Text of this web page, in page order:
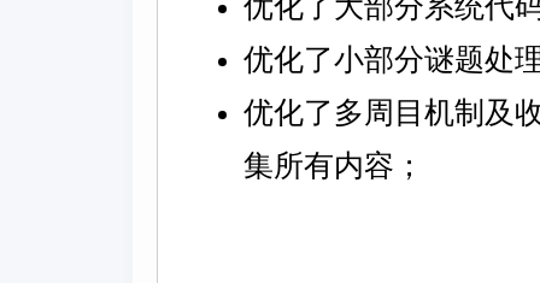
优化了大部分系统代
优化了小部分谜题处
优化了多周目机制及
集所有内容；